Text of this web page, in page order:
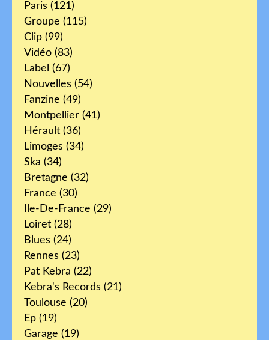
Paris (121)
Groupe (115)
Clip (99)
Vidéo (83)
Label (67)
Nouvelles (54)
Fanzine (49)
Montpellier (41)
Hérault (36)
Limoges (34)
Ska (34)
Bretagne (32)
France (30)
Ile-De-France (29)
Loiret (28)
Blues (24)
Rennes (23)
Pat Kebra (22)
Kebra's Records (21)
Toulouse (20)
Ep (19)
Garage (19)